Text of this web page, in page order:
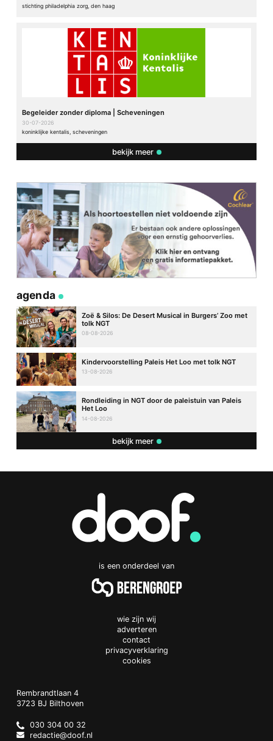
stichting philadelphia zorg, den haag
Begeleider zonder diploma | Scheveningen
30-07-2026
koninklijke kentalis, scheveningen
bekijk meer
agenda
Zoë & Silos: De Desert Musical in Burgers’ Zoo met
tolk NGT
08-08-2026
Kindervoorstelling Paleis Het Loo met tolk NGT
13-08-2026
Rondleiding in NGT door de paleistuin van Paleis
Het Loo
14-08-2026
bekijk meer
is een onderdeel van
wie zijn wij
adverteren
contact
privacyverklaring
cookies
Doof.nl
work
Rembrandtlaan 4
3723 BJ Bilthoven
Netherlands
030 304 00 32
redactie@doof.nl